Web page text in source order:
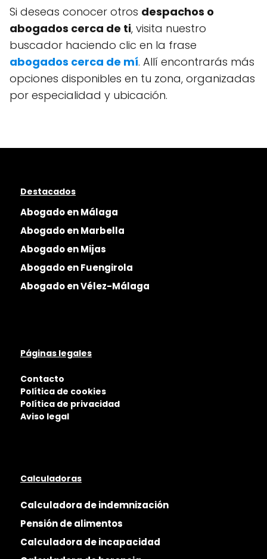
Si deseas conocer otros despachos o
abogados cerca de ti, visita nuestro
buscador haciendo clic en la frase
abogados cerca de mí. Allí encontrarás más
opciones disponibles en tu zona, organizadas
por especialidad y ubicación.
Destacados
Abogado en Málaga
Abogado en Marbella
Abogado en Mijas
Abogado en Fuengirola
Abogado en Vélez-Málaga
Páginas legales
Contacto
Política de cookies
Política de privacidad
Aviso legal
Calculadoras
Calculadora de indemnización
Pensión de alimentos
Calculadora de incapacidad